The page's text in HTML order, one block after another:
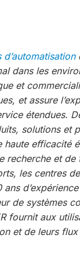
d’automatisation
dans les
et
et assure
étendues.
solutions et
haute efficacité
recherche et de
les centres
de systèmes
fournit aux
et de leurs